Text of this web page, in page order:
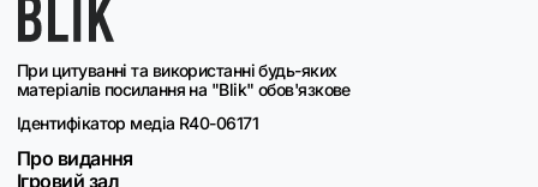
При цитуванні та використанні будь-яких
матеріалів посилання на "Blik" обов'язкове
Ідентифікатор медіа R40-06171
Про видання
Ігровий зал